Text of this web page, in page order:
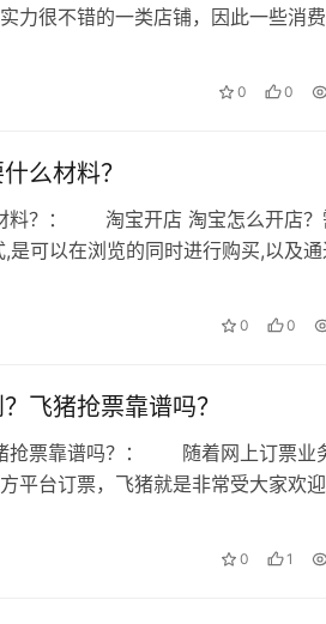
举报，一经查实，本站将
力很不错的一类店铺，因此一些消
0 0
么材料？
料？： 淘宝开店 淘宝怎么开店？
可以在浏览的同时进行购买,以及
0 0
飞猪抢票靠谱吗？
抢票靠谱吗？： 随着网上订票业
平台订票，飞猪就是非常受大家欢
0 1